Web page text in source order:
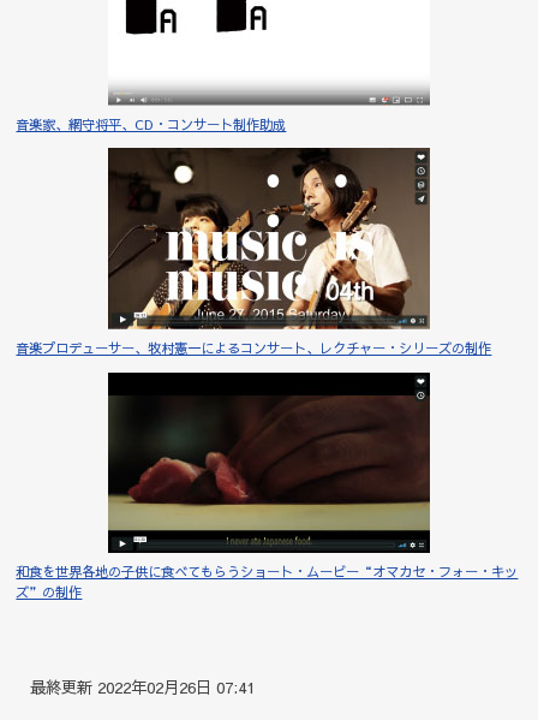
音楽家、網守将平、CD・コンサート制作助成
音楽プロデューサー、牧村憲一によるコンサート、レクチャー・シリーズの制作
和食を世界各地の子供に食べてもらうショート・ムービー“オマカセ・フォー・キッ
ズ”の制作
最終更新 2022年02月26日 07:41